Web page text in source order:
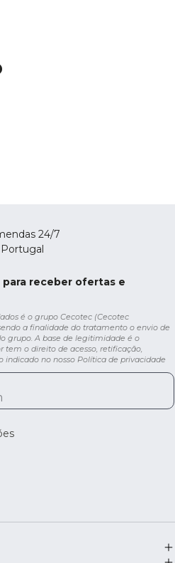
24/7
receber ofertas e
é o grupo Cecotec (Cecotec
a finalidade do tratamento o envio de
grupo. A base de legitimidade é o
o direito de acesso, retificação,
indicado no nosso Política de privacidade